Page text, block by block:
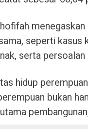
seperti kasus
serta
hidup
bukan